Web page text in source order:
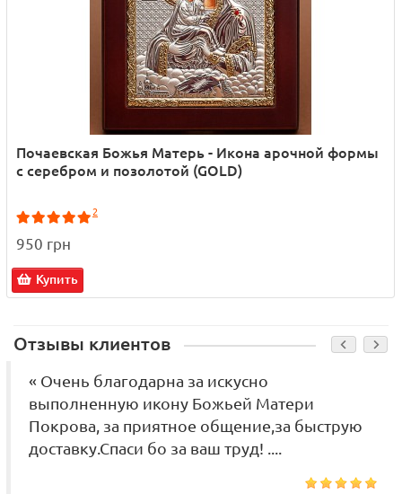
Почаевская Божья Матерь - Икона арочной формы
с серебром и позолотой (GOLD)
2
950 грн
Купить
Отзывы клиентов
« Очень благодарна за искусно
выполненную икону Божьей Матери
Покрова, за приятное общение,за быструю
доставку.Спаси бо за ваш труд! ....